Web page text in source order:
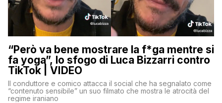
“Però va bene mostrare la f*ga mentre si
fa yoga”, lo sfogo di Luca Bizzarri contro
TikTok | VIDEO
Il conduttore e comico attacca il social che ha segnalato come
“contenuto sensibile” un suo filmato che mostra le atrocità del
regime iraniano